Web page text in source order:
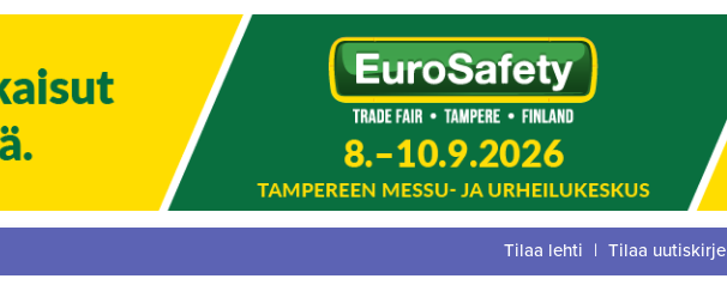
Tilaa lehti | Tilaa uutiskirje
:Facebook
Twitter